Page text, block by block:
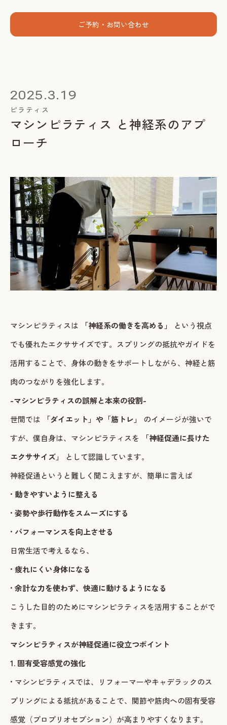
指導者養成講座
お知らせ
ブログ
ご予約・お問い合わせ
LINEで予約・相談する
Instagram LINE
ご予約・お問い合わせ
2025.3.19
ピラティス
マシンピラティス と神経系のアプ
ローチ
マシンピラティスは 「神経系の働きを高める」
という視点
でも優れたエクササイズです。スプリングの抵抗やガイドを
活用することで、身体の動きをサポートしながら、神経と筋
肉のつながりを強化します。
-マシンピラティスの誤解と本来の役割-
世間では
「ダイエット」や「筋トレ」
のイメージが強いで
すが、僕自身は、マシンピラティスを
「神経促通に長けた
エクササイズ」
として認識しています。
神経促通というと難しく聞こえますが、簡単に言えば
• 動きやすいように整える
• 姿勢や歩行動作をスムーズにする
• パフォーマンスを向上させる
日常生活で考えるなら、
• 疲れにくい身体になる
• 余計な力を使わず、快適に動けるようになる
こうした目的のためにマシンピラティスを活用することがで
きます。
マシンピラティスが神経促通に役立つポイント
1. 固有受容感覚の強化
• マシンピラティスでは、リフォーマーやキャデラックのス
プリングによる抵抗があることで、関節や筋肉への固有受容
感覚（プロプリオセプション）が高まりやすくなります。